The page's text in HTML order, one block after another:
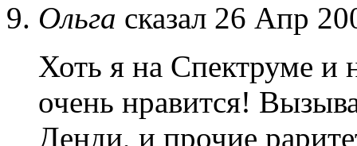
Ольга сказал 26 Апр
Хоть я на Спектруме и
очень нравится!
Денди, и прочие